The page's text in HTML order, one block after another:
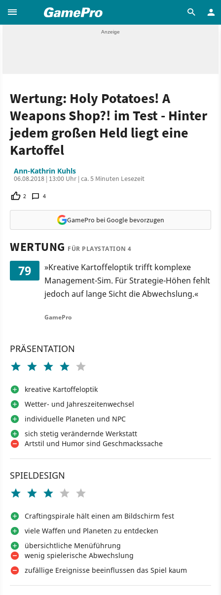
Wertung: Holy Potatoes! A
Weapons Shop?! im Test - Hinter
jedem großen Held liegt eine
Kartoffel
Ann-Kathrin Kuhls
06.08.2018 | 13:00 Uhr | ca. 5 Minuten Lesezeit
2 4
GamePro bei Google bevorzugen
WERTUNG FÜR PLAYSTATION 4
79
»Kreative Kartoffeloptik trifft komplexe
Management-Sim. Für Strategie-Höhen fehlt
jedoch auf lange Sicht die Abwechslung.«
GamePro
PRÄSENTATION
kreative Kartoffeloptik
Wetter- und Jahreszeitenwechsel
individuelle Planeten und NPC
sich stetig verändernde Werkstatt
Artstil und Humor sind Geschmackssache
SPIELDESIGN
Craftingspirale hält einen am Bildschirm fest
viele Waffen und Planeten zu entdecken
übersichtliche Menüführung
wenig spielerische Abwechslung
zufällige Ereignisse beeinflussen das Spiel kaum